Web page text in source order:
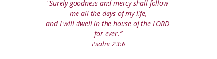
"Surely goodness and mercy shall follow
me all the days of my life,
and I will dwell in the house of the LORD
for ever.”
Psalm 23:6